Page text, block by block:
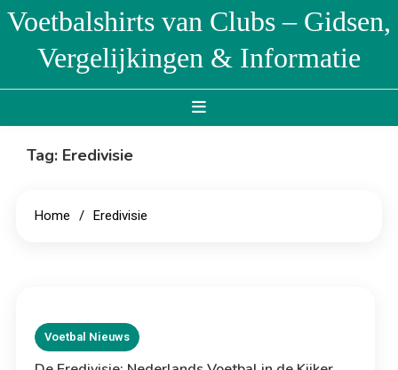
Skip
content
Voetbalshirts van Clubs – Gidsen,
Vergelijkingen & Informatie
Tag: Eredivisie
Home Eredivisie
Voetbal Nieuws